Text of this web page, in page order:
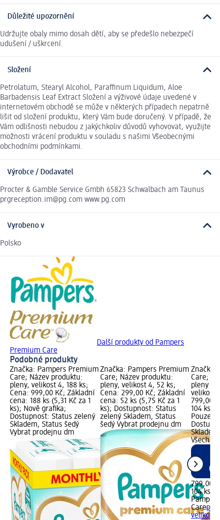
Důležité upozornění
Udržujte obaly mimo dosah dětí, aby se předešlo nebezpečí
udušení / uškrcení.
Složení
Petrolatum, Stearyl Alcohol, Paraffinum Liquidum, Aloe
Barbadensis Leaf Extract Složení a výživové údaje uvedené v
internetovém obchodě se může v některých případech nepatrně
lišit od složení produktu, který Vám bude doručený. V případě, že
Vám odlišnosti nebudou z jakýchkoliv důvodů vyhovovat, využijte
možnosti vrácení produktu v souladu s našimi Všeobecnými
obchodními podmínkami.
Výrobce / Dodavatel
Procter & Gamble Service Gmbh 65823 Schwalbach am Taunus
prgreception.im@pg.com www.pg.com
Vyrobeno v
Polsko
Další produkty od Pampers
Premium Care
Podobné produkty
Značka: Pampers Premium
Care; Název produktu:
pleny, velikost 4, 188 ks;
Cena: 999,00 Kč; Základní
cena: 188 ks (5,31 Kč za 1
ks); Nově grafika;
Dostupnost: Status zelený
Skladem, Status šedý
Vybrat prodejnu dm
Značka: Pampers Premium
Care; Název produktu:
pleny, velikost 4, 52 ks;
Cena: 299,00 Kč; Základní
cena: 52 ks (5,75 Kč za 1
ks); Dostupnost: Status
zelený Skladem, Status
šedý Vybrat prodejnu dm
Značka:
Care;
pleny
velikost
799,00
104 ks
Pouze
799,00
104 ks
Care
velikost